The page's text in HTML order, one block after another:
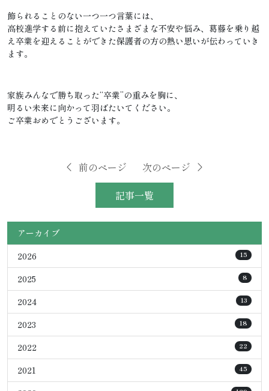
飾られることのない一つ一つ言葉には、
高校進学する前に抱えていたさまざまな不安や悩み、葛藤を乗り越
え卒業を迎えることができた保護者の方の熱い思いが伝わっていき
ます。
家族みんなで勝ち取った“卒業”の重みを胸に、
明るい未来に向かって羽ばたいてください。
ご卒業おめでとうございます。
前のページ
記事一覧
次のページ
アーカイブ
2026
15
2025 8
2024 13
2023 18
2022 22
2021 45